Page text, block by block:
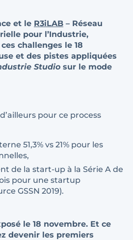
et le R3iLAB – Réseau
pour l’Industrie,
challenges le 18
et des pistes appliquées
Studio sur le mode
pour ce process
51,3% vs 21% pour les
de la start-up à la Série A de
pour une startup
GSSN 2019).
le 18 novembre. Et ce
devenir les premiers